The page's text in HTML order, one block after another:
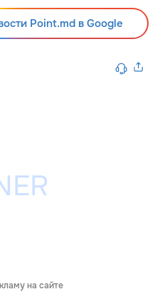
Point.md в Google
на сайте